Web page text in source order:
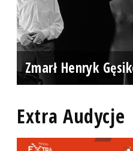
Zmarł Henryk
Extra Audycje